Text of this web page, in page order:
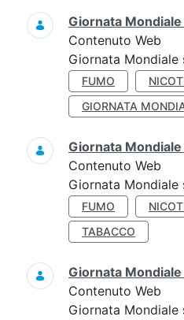
Giornata
Contenuto Web
Giornata Mondiale
FUMO
GIORNATA
Giornata
Contenuto Web
Giornata Mondiale
FUMO
TABACCO
Giornata
Contenuto Web
Giornata Mondiale